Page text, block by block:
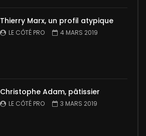
Thierry Marx, un profil atypique
LE CÔTÉ PRO 4 MARS 2019
Christophe Adam, pâtissier
LE CÔTÉ PRO 3 MARS 2019